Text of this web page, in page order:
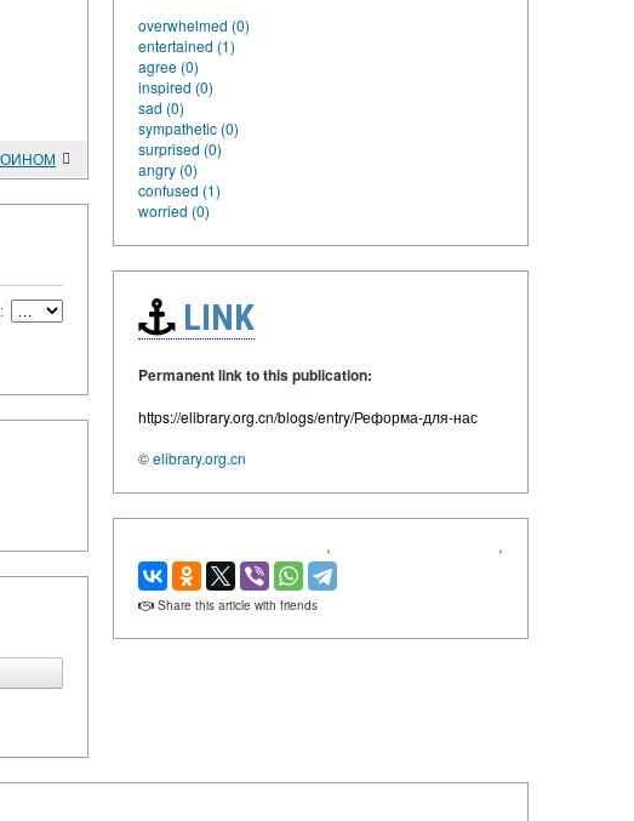
overwhelmed (0)
entertained (1)
agree (0)
inspired (0)
sad (0)
sympathetic (0)
surprised (0)
angry (0)
confused (1)
worried (0)
LINK
Permanent link to this publication:
https://elibrary.org.cn/blogs/entry/Реформа-для-нас
©elibrary.org.cn
‹ ›
Share this article with friends